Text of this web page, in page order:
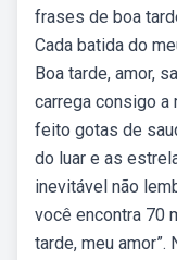
frases de boa
Cada batida do
Boa tarde, amor,
carrega consigo a
feito gotas de
do luar e as
inevitável não
você encontra 70
tarde, meu amor”.